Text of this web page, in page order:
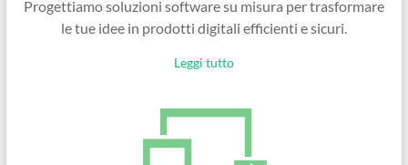
Progettiamo soluzioni software su misura per trasformare
le tue idee in prodotti digitali efficienti e sicuri.
Leggi tutto